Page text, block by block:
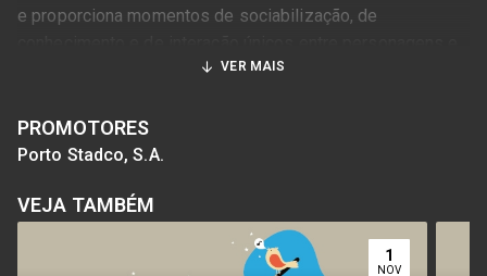
e proporciona momentos de sociabilização, de
público. Sonhos, desejos e, sobretudo, toda a alegria do
evento, de qualidade reconhecida, é uma organização do
Museu FC Porto em parceria com a Trupe Sons em Cena
lotação máxima e são dirigidas a todas as crianças até
aos 4 anos de idade e respetivos acompanhantes.
VER MAIS
PROMOTORES
Porto Stadco, S.A.
VEJA TAMBÉM
1
NOV